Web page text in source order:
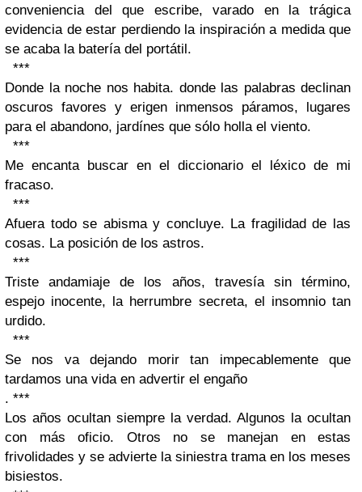
conveniencia del que escribe, varado en la trágica
evidencia de estar perdiendo la inspiración a medida que
se acaba la batería del portátil.
***
Donde la noche nos habita. donde las palabras declinan
oscuros favores y erigen inmensos páramos, lugares
para el abandono, jardínes que sólo holla el viento.
***
Me encanta buscar en el diccionario el léxico de mi
fracaso.
***
Afuera todo se abisma y concluye. La fragilidad de las
cosas. La posición de los astros.
***
Triste andamiaje de los años, travesía sin término,
espejo inocente, la herrumbre secreta, el insomnio tan
urdido.
***
Se nos va dejando morir tan impecablemente que
tardamos una vida en advertir el engaño
. ***
Los años ocultan siempre la verdad. Algunos la ocultan
con más oficio. Otros no se manejan en estas
frivolidades y se advierte la siniestra trama en los meses
bisiestos.